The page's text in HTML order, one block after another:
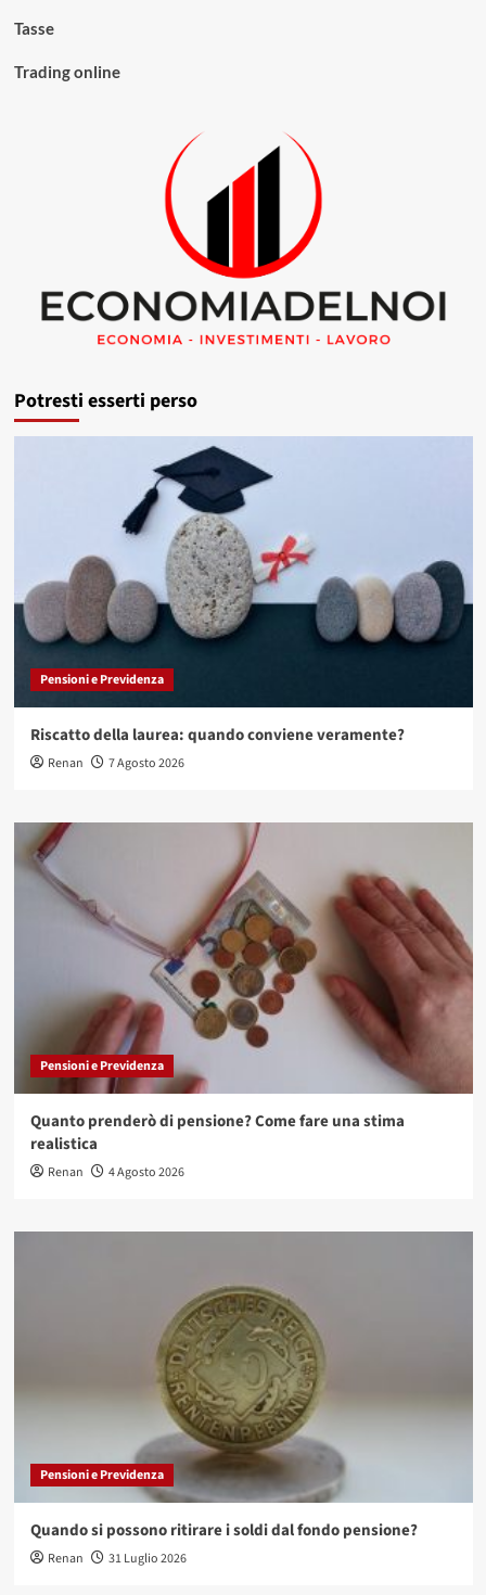
Tasse
Trading online
Potresti esserti perso
Pensioni e Previdenza
Riscatto della laurea: quando conviene veramente?
Renan 7 Agosto 2026
Pensioni e Previdenza
Quanto prenderò di pensione? Come fare una stima
realistica
Renan 4 Agosto 2026
Pensioni e Previdenza
Quando si possono ritirare i soldi dal fondo pensione?
Renan 31 Luglio 2026